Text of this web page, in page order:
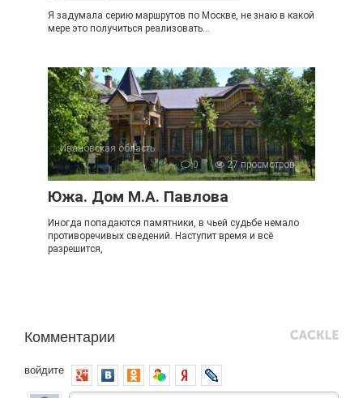
Я задумала серию маршрутов по Москве, не знаю в какой
мере это получиться реализовать…
Ивановская область
0
27 просмотров
Южа. Дом М.А. Павлова
Иногда попадаются памятники, в чьей судьбе немало
противоречивых сведений. Наступит время и всё
разрешится,
Комментарии
войдите